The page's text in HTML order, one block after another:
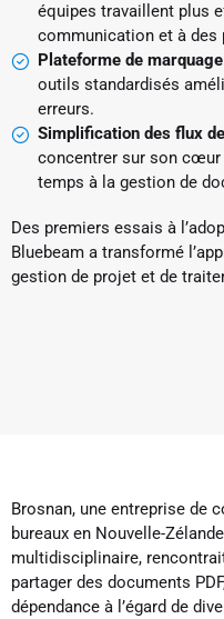
équipes travaillent plus
communication et à
Plateforme de
outils standardisés
erreurs.
Simplification des flux
concentrer sur son
temps à la gestion de
Des premiers essais à
Bluebeam a transformé
gestion de projet et de
Brosnan, une entreprise de
bureaux en Nouvelle-
multidisciplinaire,
partager des documents
dépendance à l’égard de